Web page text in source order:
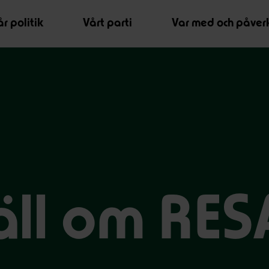
politik Vårt parti Var med och
om